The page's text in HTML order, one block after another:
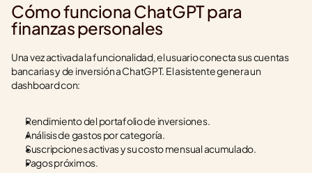
Cómo funciona ChatGPT para
finanzas personales
Una vez activada la funcionalidad, el usuario conecta sus cuentas
bancarias y de inversión a ChatGPT. El asistente genera un
dashboard con:
Rendimiento del portafolio de inversiones.
Análisis de gastos por categoría.
Suscripciones activas y su costo mensual acumulado.
Pagos próximos.